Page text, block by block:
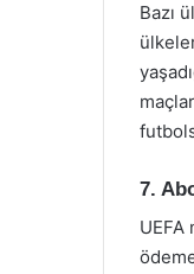
Bazı
7.